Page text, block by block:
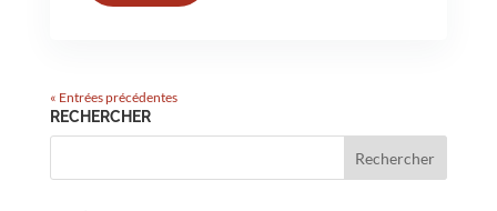
« Entrées précédentes
RECHERCHER